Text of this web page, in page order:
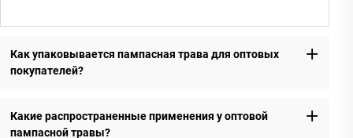
Как упаковывается пампасная трава для оптовых
покупателей?
Какие распространенные применения у оптовой
пампасной травы?